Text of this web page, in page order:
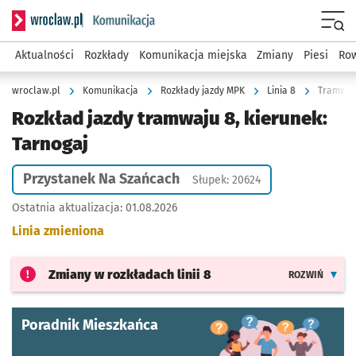
Serwis informacyjny wroclaw.pl podserwis: Komunikacja
Aktualności Rozkłady Komunikacja miejska Zmiany Piesi
wroclaw.pl Komunikacja Rozkłady jazdy MPK Linia 8
Rozkład jazdy tramwaju 8, kierunek:
Tarnogaj
Przystanek Na Szańcach Słupek: 20624
Ostatnia aktualizacja: 01.08.2026
Linia zmieniona
Zmiany w rozkładach linii 8 ROZWIŃ
Poradnik Mieszkańca